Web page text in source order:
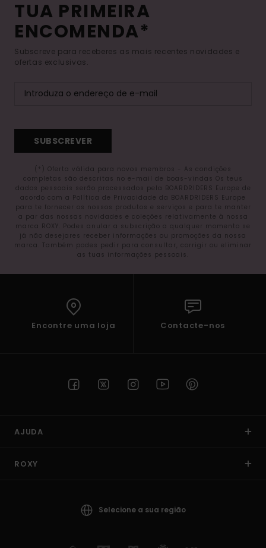
TUA PRIMEIRA
ENCOMENDA*
Subscreve para receberes as mais recentes novidades e
ofertas exclusivas.
SUBSCREVER
(*) Oferta válida para novos membros - As condições
completas são descritas no e-mail de boas-vindas Os teus
dados pessoais serão processados pela BOARDRIDERS Europe de
acordo com a Política de Privacidade da BOARDRIDERS Europe
para te fornecer os nossos produtos e serviços e para te manter
a par das nossas novidades e coleções relativamente à nossa
marca ROXY. Podes anular a subscrição a qualquer momento se
já não desejares receber informações ou promoções da nossa
marca. Também podes pedir para consultar, corrigir ou eliminar
as tuas informações pessoais.
Encontre uma loja Contacte-nos
AJUDA
ROXY
Selecione a sua região